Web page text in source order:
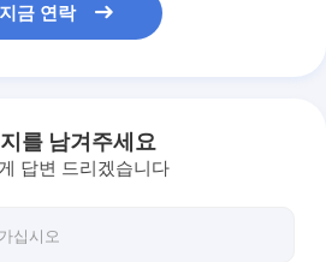
지금 연락
를 남겨주세요
답변 드리겠습니다